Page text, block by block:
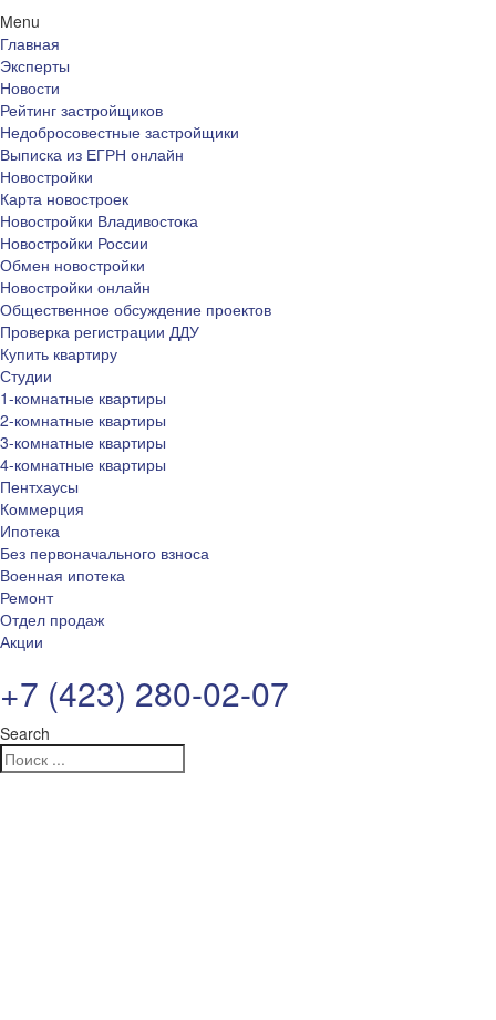
Menu
Главная
Эксперты
Новости
Рейтинг застройщиков
Недобросовестные застройщики
Выписка из ЕГРН онлайн
Новостройки
Карта новостроек
Новостройки Владивостока
Новостройки России
Обмен новостройки
Новостройки онлайн
Общественное обсуждение проектов
Проверка регистрации ДДУ
Купить квартиру
Студии
1-комнатные квартиры
2-комнатные квартиры
3-комнатные квартиры
4-комнатные квартиры
Пентхаусы
Коммерция
Ипотека
Без первоначального взноса
Военная ипотека
Ремонт
Отдел продаж
Акции
+7 (423) 280-02-07
Search